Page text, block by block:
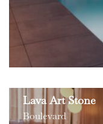
Lava Art Stone
Boulevard